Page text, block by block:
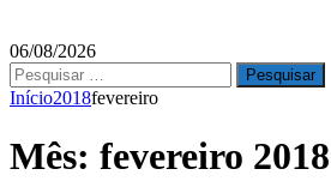
06/08/2026
Pesquisar
por:
Início2018fevereiro
Mês: fevereiro 2018